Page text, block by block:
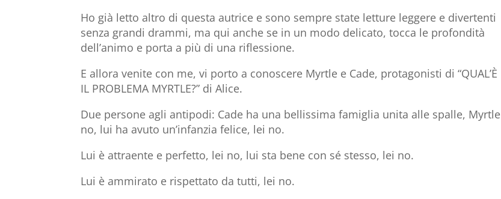
Ho già letto altro di questa autrice e sono sempre state letture leggere e divertenti
senza grandi drammi, ma qui anche se in un modo delicato, tocca le profondità
dell’animo e porta a più di una riflessione.
E allora venite con me, vi porto a conoscere Myrtle e Cade, protagonisti di “QUAL’È
IL PROBLEMA MYRTLE?” di Alice.
Due persone agli antipodi: Cade ha una bellissima famiglia unita alle spalle, Myrtle
no, lui ha avuto un’infanzia felice, lei no.
Lui è attraente e perfetto, lei no, lui sta bene con sé stesso, lei no.
Lui è ammirato e rispettato da tutti, lei no.